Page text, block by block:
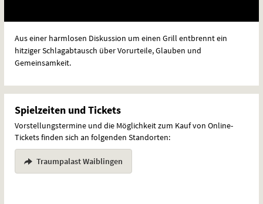
Aus einer harmlosen Diskussion um einen Grill entbrennt ein
hitziger Schlagabtausch über Vorurteile, Glauben und
Gemeinsamkeit.
Spielzeiten und Tickets
Vorstellungstermine und die Möglichkeit zum Kauf von Online-
Tickets finden sich an folgenden Standorten:
Traumpalast Waiblingen